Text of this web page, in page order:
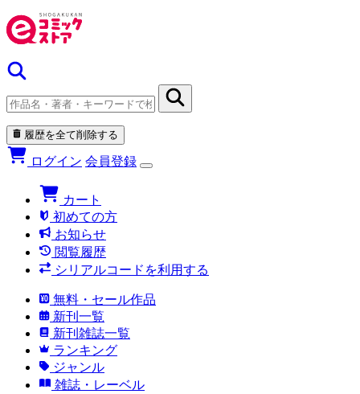
履歴を全て削除する
ログイン 会員登録
カート
初めての方
お知らせ
閲覧履歴
シリアルコードを利用する
無料・セール作品
新刊一覧
新刊雑誌一覧
ランキング
ジャンル
雑誌・レーベル